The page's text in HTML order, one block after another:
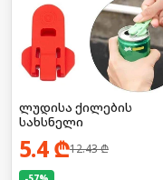
ლუდისა ქილების
სახსნელი
5.4₾12.43₾